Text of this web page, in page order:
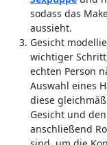
sodass das
aussieht.
Gesicht
wichtiger
echten Person
Auswahl eines
diese
Gesicht und
anschließend